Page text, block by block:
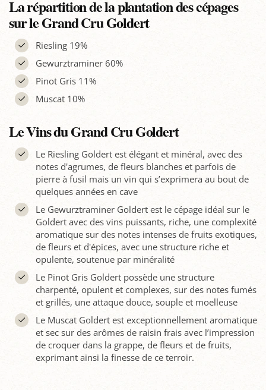
La répartition de la plantation des cépages
sur le Grand Cru Goldert
Riesling 19%
Gewurztraminer 60%
Pinot Gris 11%
Muscat 10%
Le Vins du Grand Cru Goldert
Le Riesling Goldert est élégant et minéral, avec des
notes d'agrumes, de fleurs blanches et parfois de
pierre à fusil mais un vin qui s’exprimera au bout de
quelques années en cave
Le Gewurztraminer Goldert est le cépage idéal sur le
Goldert avec des vins puissants, riche, une complexité
aromatique sur des notes intenses de fruits exotiques,
de fleurs et d'épices, avec une structure riche et
opulente, soutenue par minéralité
Le Pinot Gris Goldert possède une structure
charpenté, opulent et complexes, sur des notes fumés
et grillés, une attaque douce, souple et moelleuse
Le Muscat Goldert est exceptionnellement aromatique
et sec sur des arômes de raisin frais avec l’impression
de croquer dans la grappe, de fleurs et de fruits,
exprimant ainsi la finesse de ce terroir.